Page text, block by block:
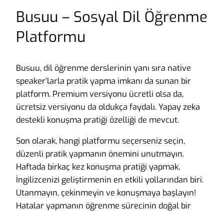
Busuu – Sosyal Dil Öğrenme
Platformu
Busuu, dil öğrenme derslerinin yanı sıra native
speaker’larla pratik yapma imkanı da sunan bir
platform. Premium versiyonu ücretli olsa da,
ücretsiz versiyonu da oldukça faydalı. Yapay zeka
destekli konuşma pratiği özelliği de mevcut.
Son olarak, hangi platformu seçerseniz seçin,
düzenli pratik yapmanın önemini unutmayın.
Haftada birkaç kez konuşma pratiği yapmak,
İngilizcenizi geliştirmenin en etkili yollarından biri.
Utanmayın, çekinmeyin ve konuşmaya başlayın!
Hatalar yapmanın öğrenme sürecinin doğal bir